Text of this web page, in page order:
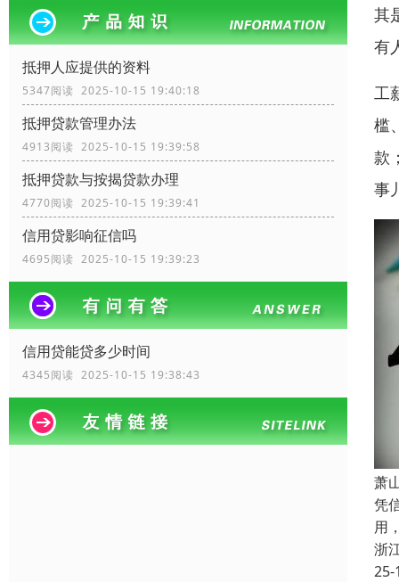
抵押人应提供的资料
5347阅读 2025-10-15 19:40:18
抵押贷款管理办法
4913阅读 2025-10-15 19:39:58
抵押贷款与按揭贷款办理
4770阅读 2025-10-15 19:39:41
信用贷影响征信吗
4695阅读 2025-10-15 19:39:23
信用贷能贷多少时间
4345阅读 2025-10-15 19:38:43
其
有
工
槛
款
事
萧
凭
用
浙
25-